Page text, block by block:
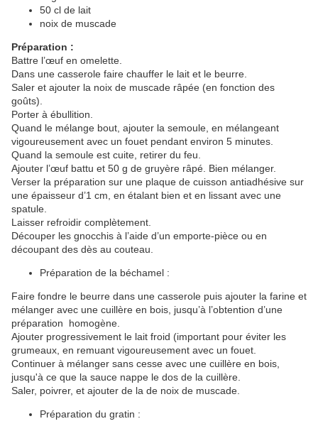
50 cl de lait
noix de muscade
Préparation :
Battre l’œuf en omelette.
Dans une casserole faire chauffer le lait et le beurre.
Saler et ajouter la noix de muscade râpée (en fonction des
goûts).
Porter à ébullition.
Quand le mélange bout, ajouter la semoule, en mélangeant
vigoureusement avec un fouet pendant environ 5 minutes.
Quand la semoule est cuite, retirer du feu.
Ajouter l’œuf battu et 50 g de gruyère râpé. Bien mélanger.
Verser la préparation sur une plaque de cuisson antiadhésive sur
une épaisseur d’1 cm, en étalant bien et en lissant avec une
spatule.
Laisser refroidir complètement.
Découper les gnocchis à l’aide d’un emporte-pièce ou en
découpant des dès au couteau.
Préparation de la béchamel :
Faire fondre le beurre dans une casserole puis ajouter la farine et
mélanger avec une cuillère en bois, jusqu’à l’obtention d’une
préparation homogène.
Ajouter progressivement le lait froid (important pour éviter les
grumeaux, en remuant vigoureusement avec un fouet.
Continuer à mélanger sans cesse avec une cuillère en bois,
jusqu'à ce que la sauce nappe le dos de la cuillère.
Saler, poivrer, et ajouter de la de noix de muscade.
Préparation du gratin :